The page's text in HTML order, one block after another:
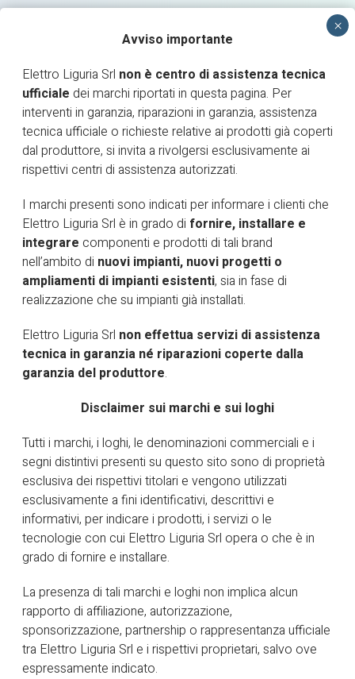
RICHIESTA INTERVENTO
AREA RISERVATA
SEF
Avviso importante
Elettro Liguria Srl non è centro di assistenza tecnica
ufficiale dei marchi riportati in questa pagina. Per
interventi in garanzia, riparazioni in garanzia, assistenza
tecnica ufficiale o richieste relative ai prodotti già coperti
dal produttore, si invita a rivolgersi esclusivamente ai
rispettivi centri di assistenza autorizzati.
I marchi presenti sono indicati per informare i clienti che
Elettro Liguria Srl è in grado di fornire, installare e
integrare componenti e prodotti di tali brand
nell’ambito di nuovi impianti, nuovi progetti o
ampliamenti di impianti esistenti, sia in fase di
realizzazione che su impianti già installati.
Elettro Liguria Srl non effettua servizi di assistenza
tecnica in garanzia né riparazioni coperte dalla
garanzia del produttore.
Disclaimer sui marchi e sui loghi
Tutti i marchi, i loghi, le denominazioni commerciali e i
segni distintivi presenti su questo sito sono di proprietà
esclusiva dei rispettivi titolari e vengono utilizzati
esclusivamente a fini identificativi, descrittivi e
informativi, per indicare i prodotti, i servizi o le
tecnologie con cui Elettro Liguria Srl opera o che è in
grado di fornire e installare.
La presenza di tali marchi e loghi non implica alcun
rapporto di affiliazione, autorizzazione,
sponsorizzazione, partnership o rappresentanza ufficiale
tra Elettro Liguria Srl e i rispettivi proprietari, salvo ove
espressamente indicato.